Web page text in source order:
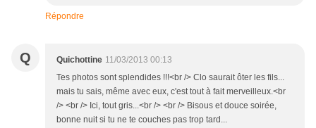
Répondre
Q Quichottine 11/03/2013 00:13
Tes photos sont splendides !!!<br /> Clo saurait ôter les fils...
mais tu sais, même avec eux, c'est tout à fait merveilleux.<br
/> <br /> Ici, tout gris...<br /> <br /> Bisous et douce soirée,
bonne nuit si tu ne te couches pas trop tard...